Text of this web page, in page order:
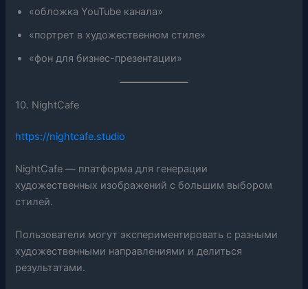
«обложка YouTube канала»
«портрет в художественном стиле»
«фон для бизнес-презентации»
10. NightCafe
https://nightcafe.studio
NightCafe — платформа для генерации
художественных изображений с большим выбором
стилей.
Пользователи могут экспериментировать с разными
художественными направлениями и делиться
результатами.